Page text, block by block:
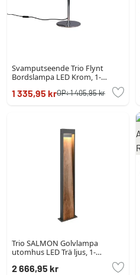
Svamputseende Trio Flynt
Bordslampa LED Krom, 1-
1 335,95 krOP:1 405,95 kr
Trio SALMON Golvlampa
utomhus LED Trä ljus, 1-
2 666,95 kr